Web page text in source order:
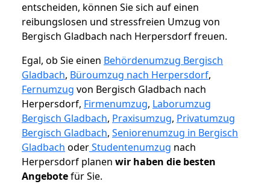
entscheiden, können Sie sich auf einen
reibungslosen und stressfreien Umzug von
Bergisch Gladbach nach Herpersdorf freuen.
Egal, ob Sie einen Behördenumzug Bergisch
Gladbach, Büroumzug nach Herpersdorf,
Fernumzug von Bergisch Gladbach nach
Herpersdorf, Firmenumzug, Laborumzug
Bergisch Gladbach, Praxisumzug, Privatumzug
Bergisch Gladbach, Seniorenumzug in Bergisch
Gladbach oderStudentenumzug nach
Herpersdorf planen wir haben die besten
Angebotefür Sie.